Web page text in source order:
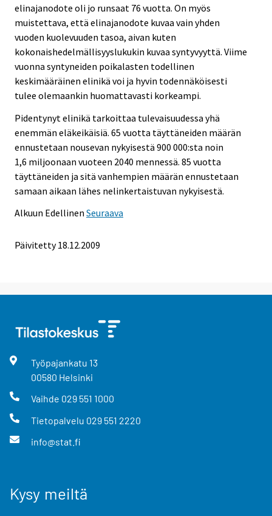
elinajanodote oli jo runsaat 76 vuotta. On myös
muistettava, että elinajanodote kuvaa vain yhden
vuoden kuolevuuden tasoa, aivan kuten
kokonaishedelmällisyyslukukin kuvaa syntyvyyttä. Viime
vuonna syntyneiden poikalasten todellinen
keskimääräinen elinikä voi ja hyvin todennäköisesti
tulee olemaankin huomattavasti korkeampi.
Pidentynyt elinikä tarkoittaa tulevaisuudessa yhä
enemmän eläkeikäisiä. 65 vuotta täyttäneiden määrän
ennustetaan nousevan nykyisestä 900 000:sta noin
1,6 miljoonaan vuoteen 2040 mennessä. 85 vuotta
täyttäneiden ja sitä vanhempien määrän ennustetaan
samaan aikaan lähes nelinkertaistuvan nykyisestä.
Alkuun Edellinen Seuraava
Päivitetty18.12.2009
Työpajankatu 13
00580 Helsinki
Vaihde 029 551 1000
Tietopalvelu 029 551 2220
info@stat.fi
Kysy meiltä